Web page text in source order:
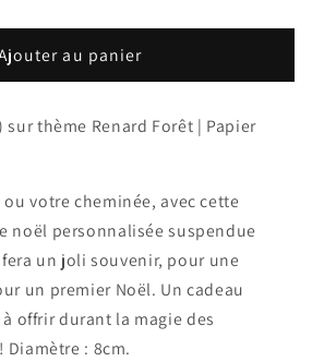
au panier
sur thème Renard Forêt | Papier
votre cheminée, avec cette
noël personnalisée suspendue
un joli souvenir, pour une
un premier Noël. Un cadeau
offrir durant la magie des
Diamètre : 8cm.